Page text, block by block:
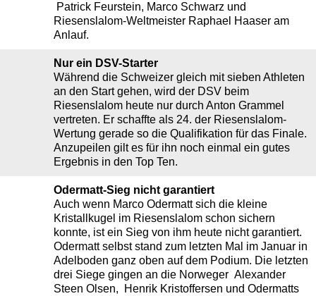
Patrick Feurstein, Marco Schwarz und
Riesenslalom-Weltmeister Raphael Haaser am
Anlauf.
Nur ein DSV-Starter
Während die Schweizer gleich mit sieben Athleten
an den Start gehen, wird der DSV beim
Riesenslalom heute nur durch Anton Grammel
vertreten. Er schaffte als 24. der Riesenslalom-
Wertung gerade so die Qualifikation für das Finale.
Anzupeilen gilt es für ihn noch einmal ein gutes
Ergebnis in den Top Ten.
Odermatt-Sieg nicht garantiert
Auch wenn Marco Odermatt sich die kleine
Kristallkugel im Riesenslalom schon sichern
konnte, ist ein Sieg von ihm heute nicht garantiert.
Odermatt selbst stand zum letzten Mal im Januar in
Adelboden ganz oben auf dem Podium. Die letzten
drei Siege gingen an die Norweger Alexander
Steen Olsen, Henrik Kristoffersen und Odermatts